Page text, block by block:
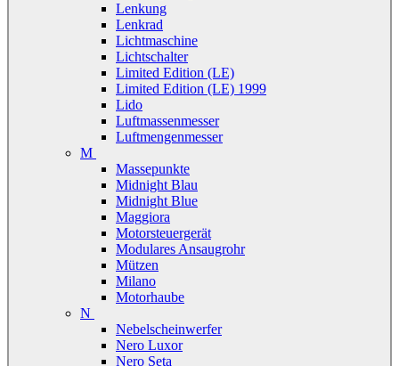
Lenkung
Lenkrad
Lichtmaschine
Lichtschalter
Limited Edition (LE)
Limited Edition (LE) 1999
Lido
Luftmassenmesser
Luftmengenmesser
M
Massepunkte
Midnight Blau
Midnight Blue
Maggiora
Motorsteuergerät
Modulares Ansaugrohr
Mützen
Milano
Motorhaube
N
Nebelscheinwerfer
Nero Luxor
Nero Seta